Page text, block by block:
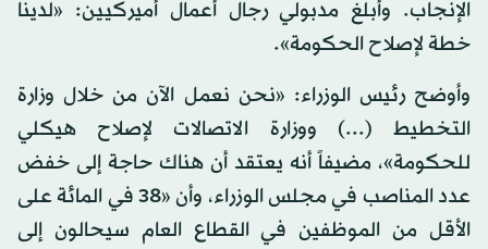
الإنجاب. وأبلغ مدبولي رجال أعمال أميركيين: «لدينا
خطة لإصلاح الحكومة».
وأوضح رئيس الوزراء: «نحن نعمل الآن من خلال وزارة
التخطيط (...) ووزارة الاتصالات لإصلاح هيكلي
للحكومة»، مضيفاً أنه يعتقد أن هناك حاجة إلى خفض
عدد المناصب في مجلس الوزراء، وأن «38 في المائة على
الأقل من الموظفين في القطاع العام سيحالون إلى